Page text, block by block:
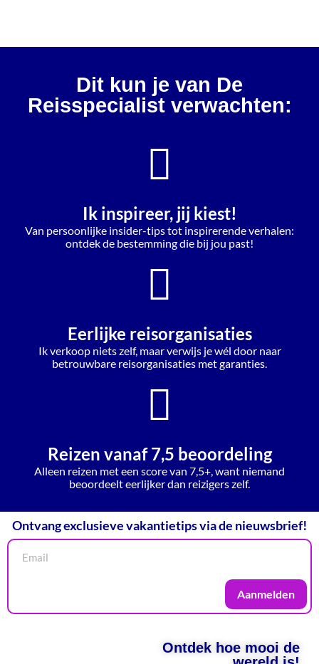
Dit kun je van De
Reisspecialist verwachten:
Ik inspireer, jij kiest!
Van persoonlijke insider-tips tot inspirerende verhalen:
ontdek de bestemming die bij jou past!
Eerlijke reisorganisaties
Ik verkoop niets zelf, maar verwijs je wél door naar
betrouwbare reisorganisaties met garanties.
Reizen vanaf 7,5 beoordeling
Alleen reizen met een score van 7,5+, want niemand
beoordeelt eerlijker dan reizigers zelf.
Ontvang exclusieve vakantietips via de nieuwsbrief!
Aanmelden
Ontdek hoe mooi de